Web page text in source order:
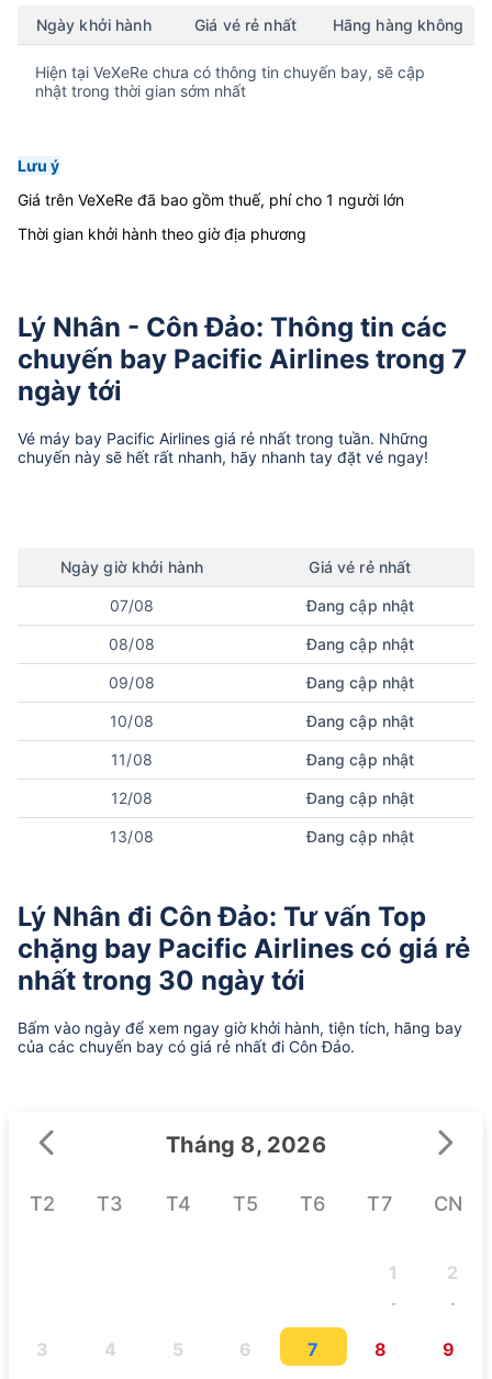
Ngày khởi hành Giá vé rẻ nhất Hãng hàng không
Hiện tại VeXeRe chưa có thông tin chuyến bay, sẽ cập
nhật trong thời gian sớm nhất
Lưu ý
Giá trên VeXeRe đã bao gồm thuế, phí cho 1 người lớn
Thời gian khởi hành theo giờ địa phương
Lý Nhân - Côn Đảo: Thông tin các
chuyến bay Pacific Airlines trong 7
ngày tới
Vé máy bay Pacific Airlines giá rẻ nhất trong tuần. Những
chuyến này sẽ hết rất nhanh, hãy nhanh tay đặt vé ngay!
Ngày giờ khởi hành Giá vé rẻ nhất
07/08 Đang cập nhật
08/08 Đang cập nhật
09/08 Đang cập nhật
10/08 Đang cập nhật
11/08 Đang cập nhật
12/08 Đang cập nhật
13/08 Đang cập nhật
Lý Nhân đi Côn Đảo: Tư vấn Top
chặng bay Pacific Airlines có giá rẻ
nhất trong 30 ngày tới
Bấm vào ngày để xem ngay giờ khởi hành, tiện tích, hãng bay
của các chuyến bay có giá rẻ nhất đi Côn Đảo.
Tháng 8, 2026
T2 T3 T4 T5 T6 T7 CN
1
-
2
-
3 4 5 6 7 8 9